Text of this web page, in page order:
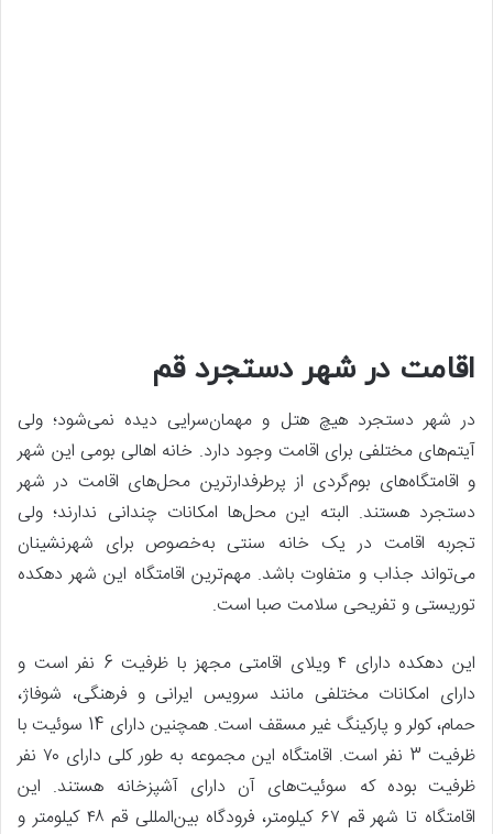
اقامت در شهر دستجرد قم
در شهر دستجرد هیچ هتل و مهمان‌سرایی دیده نمی‌شود؛ ولی
آیتم‌های مختلفی برای اقامت وجود دارد. خانه اهالی بومی این شهر
و اقامتگاه‌های بوم‌گردی از پرطرفدارترین محل‌های اقامت در شهر
دستجرد هستند. البته این محل‌ها امکانات چندانی ندارند؛ ولی
تجربه اقامت در یک خانه سنتی به‌خصوص برای شهرنشینان
می‌تواند جذاب و متفاوت باشد. مهم‌ترین اقامتگاه این شهر دهکده
توریستی و تفریحی سلامت صبا است.
این دهکده دارای ۴ ویلای اقامتی مجهز با ظرفیت 6 نفر است و
دارای امکانات مختلفی مانند سرویس ایرانی و فرهنگی، شوفاژ،
حمام، کولر و پارکینگ غیر مسقف است. همچنین دارای 14 سوئیت با
ظرفیت 3 نفر است. اقامتگاه این مجموعه به طور کلی دارای ۷۰ نفر
ظرفیت بوده که سوئیت‌های آن دارای آشپزخانه هستند. این
اقامتگاه تا شهر قم ۶۷ کیلومتر، فرودگاه بین‌المللی قم ۴۸ کیلومتر و